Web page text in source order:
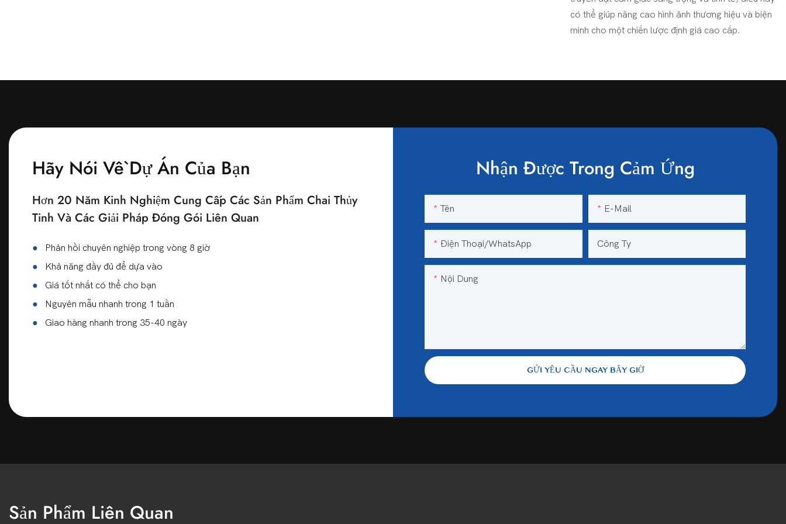
có thể giúp nâng cao hình ảnh thương hiệu và biện
minh cho một chiến lược định giá cao cấp.
Hãy Nói Về Dự Án Của Bạn
Hơn 20 Năm Kinh Nghiệm Cung Cấp Các Sản Phẩm Chai Thủy
Tinh Và Các Giải Pháp Đóng Gói Liên Quan
●
Phản hồi chuyên nghiệp trong vòng 8 giờ
●
Khả năng đầy đủ để dựa vào
●
Giá tốt nhất có thể cho bạn
●
Nguyên mẫu nhanh trong 1 tuần
●
Giao hàng nhanh trong 35-40 ngày
Nhận Được Trong Cảm Ứng
Tên E-Mail
Điện Thoại/WhatsApp Công Ty
Nội Dung
GỬI YÊU CẦU NGAY BÂY GIỜ
Sản Phẩm Liên Quan